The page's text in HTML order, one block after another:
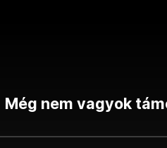
Még nem vagyok